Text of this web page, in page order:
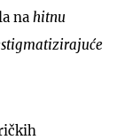
na hitnu